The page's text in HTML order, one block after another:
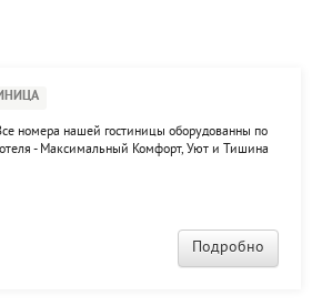
номера нашей гостиницы оборудованны по
- Максимальный Комфорт, Уют и Тишина
Подробно